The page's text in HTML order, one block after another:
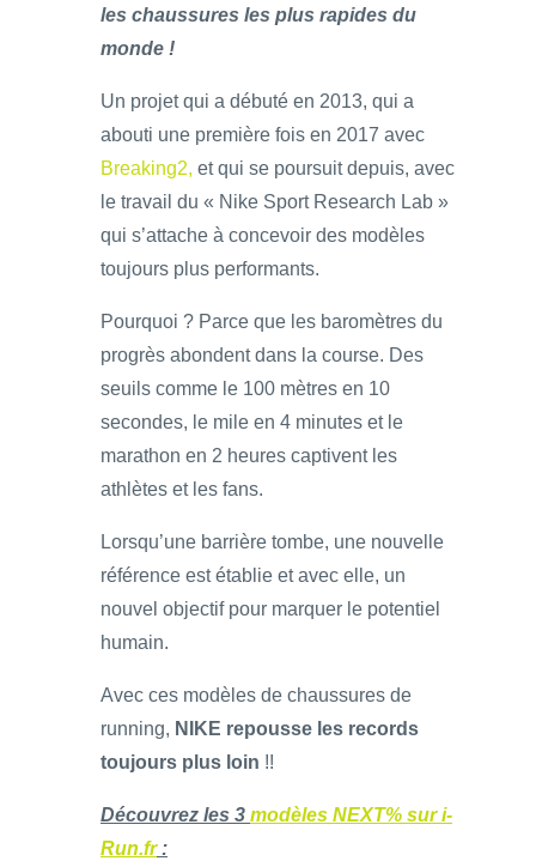
les chaussures les plus rapides du
monde !
Un projet qui a débuté en 2013, qui a
abouti une première fois en 2017 avec
Breaking2, et qui se poursuit depuis, avec
le travail du « Nike Sport Research Lab »
qui s’attache à concevoir des modèles
toujours plus performants.
Pourquoi ? Parce que les baromètres du
progrès abondent dans la course. Des
seuils comme le 100 mètres en 10
secondes, le mile en 4 minutes et le
marathon en 2 heures captivent les
athlètes et les fans.
Lorsqu’une barrière tombe, une nouvelle
référence est établie et avec elle, un
nouvel objectif pour marquer le potentiel
humain.
Avec ces modèles de chaussures de
running, NIKE repousse les records
toujours plus loin !!
Découvrez les 3 modèles NEXT% sur i-
Run.fr: